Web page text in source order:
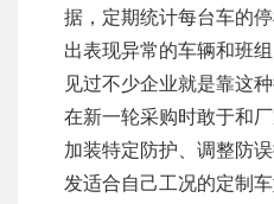
据，定期统计每台车的
出表现异常的车辆和班
见过不少企业就是靠这
在新一轮采购时敢于和
加装特定防护、调整防
发适合自己工况的定制